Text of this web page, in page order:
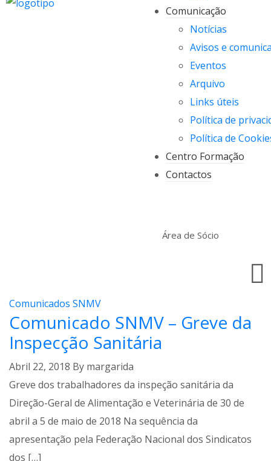
Comunicação
Notícias
Avisos e
Eventos
Arquivo
Links úteis
Política de
Política de
Centro Formação
Contactos
Área de Sócio
Comunicados SNMV
Comunicado SNMV – Greve da
Inspecção Sanitária
Abril 22, 2018 By margarida
Greve dos trabalhadores da inspeção sanitária da
Direção-Geral de Alimentação e Veterinária de 30 de
abril a 5 de maio de 2018 Na sequência da
apresentação pela Federação Nacional dos Sindicatos
dos […]